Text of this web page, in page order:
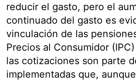
reducir el gasto, pero el
continuado del gasto es
vinculación de las
Precios al Consumidor
las cotizaciones son parte
implementadas que,